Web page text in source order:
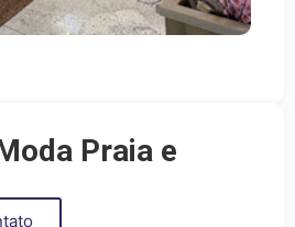
Praia e